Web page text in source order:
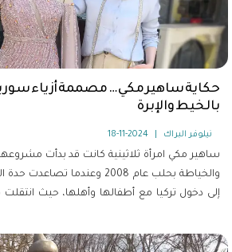
حكاية ساهير مكي … مصممة أزياء
بالخيط والإبرة
نيلوفر البراك 2024-11-18
ساهير مكي امرأة ثلاثينية كانت قد بدأت
والخياطة بحلب عام 2008
إلى دخول تركيا مع أطفالها وأهلها، حيث